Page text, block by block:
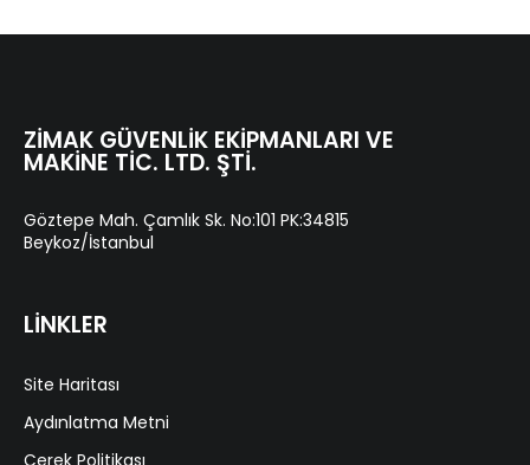
ZIMAK GÜVENLIK EKIPMANLARI VE
MAKINE TIC. LTD. ŞTI.
Göztepe Mah. Çamlık Sk. No:101 PK:34815
Beykoz/İstanbul
LİNKLER
Site Haritası
Aydınlatma Metni
Çerek Politikası